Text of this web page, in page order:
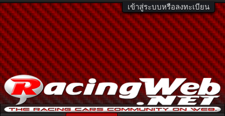
เข้าสู่ระบบหรือลงทะเบียน